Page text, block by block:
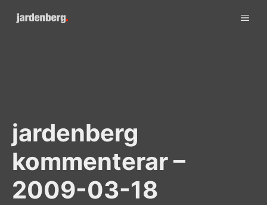
jardenberg
kommenterar –
2009-03-18